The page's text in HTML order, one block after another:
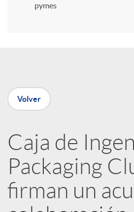
n
R
e
d
pymes
Volver
Caja de
Packaging
firman un